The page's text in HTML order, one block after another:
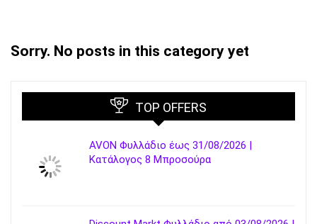
Sorry. No posts in this category yet
TOP OFFERS
AVON Φυλλάδιο έως 31/08/2026 |
Κατάλογος 8 Μπροσούρα